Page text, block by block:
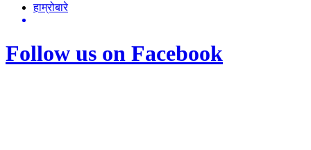
हाम्रोबारे
Follow us on Facebook